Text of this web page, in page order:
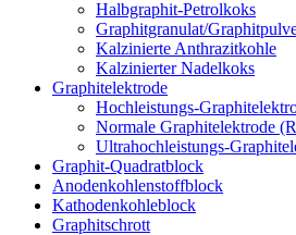
Halbgraphit-Petrolkoks
Graphitgranulat/
Kalzinierte Anthrazitkohle
Kalzinierter Nadelkoks
Graphitelektrode
Hochleistungs-
Normale Graphitelektrode
Ultrahochleistungs-
Graphit-Quadratblock
Anodenkohlenstoffblock
Kathodenkohleblock
Graphitschrott